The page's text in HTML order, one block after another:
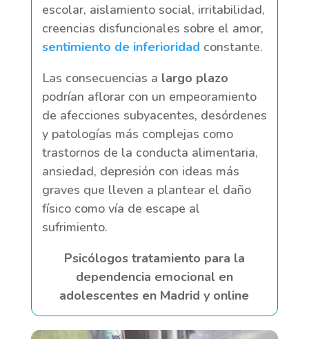
escolar, aislamiento social, irritabilidad,
creencias disfuncionales sobre el amor,
sentimiento de inferioridad constante.
Las consecuencias a largo plazo
podrían aflorar con un empeoramiento
de afecciones subyacentes, desórdenes
y patologías más complejas como
trastornos de la conducta alimentaria,
ansiedad, depresión con ideas más
graves que lleven a plantear el daño
físico como vía de escape al
sufrimiento.
Psicólogos tratamiento para la
dependencia emocional en
adolescentes en Madrid y online